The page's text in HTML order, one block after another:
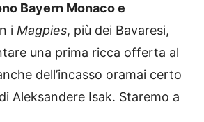
Bayern Monaco e
i Magpies, più dei Bavaresi,
una prima ricca offerta al
dell’incasso oramai certo
Aleksandere Isak. Staremo a